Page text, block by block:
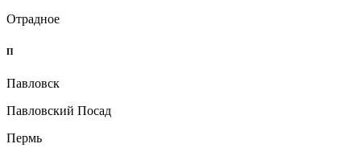
Отрадное
П
Павловск
Павловский Посад
Пермь